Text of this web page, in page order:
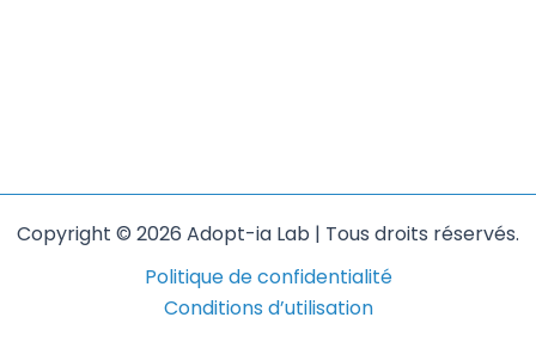
Copyright © 2026 Adopt-ia Lab | Tous droits réservés.
Politique de confidentialité
Conditions d’utilisation